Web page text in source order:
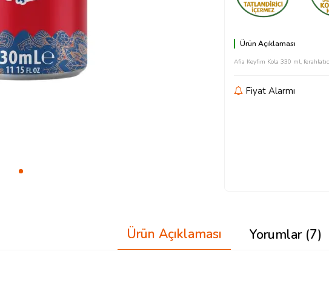
Ürün Açıklaması
Afia Keyfim Kola 330 ml,
Fiyat Alarmı
Ürün Açıklaması Yorumlar (7)